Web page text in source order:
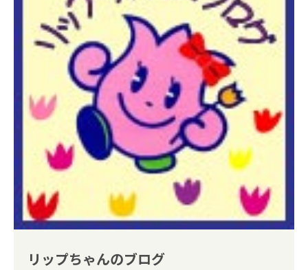
リップちゃんのブログ